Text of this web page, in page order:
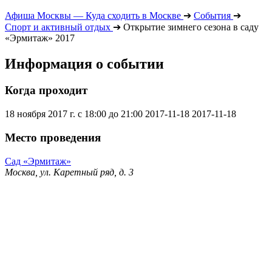
Афиша Москвы — Куда сходить в Москве ➔ События ➔
Спорт и активный отдых ➔ Открытие зимнего сезона в саду
«Эрмитаж» 2017
Информация о событии
Когда проходит
18 ноября 2017 г. с 18:00 до 21:00 2017-11-18 2017-11-18
Место проведения
Сад «Эрмитаж»
Москва, ул. Каретный ряд, д. 3